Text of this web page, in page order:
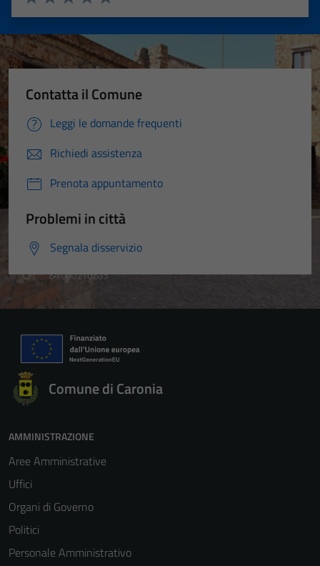
Valuta 5 stelle su 5
Valuta 4 stelle su 5
Valuta 3 stelle su 5
Valuta 2 stelle su 5
Valuta 1 stelle su 5
Contatta il Comune
Leggi le domande frequenti
Richiedi assistenza
Prenota appuntamento
Problemi in città
Segnala disservizio
Comune di Caronia
AMMINISTRAZIONE
Aree Amministrative
Uffici
Organi di Governo
Politici
Personale Amministrativo